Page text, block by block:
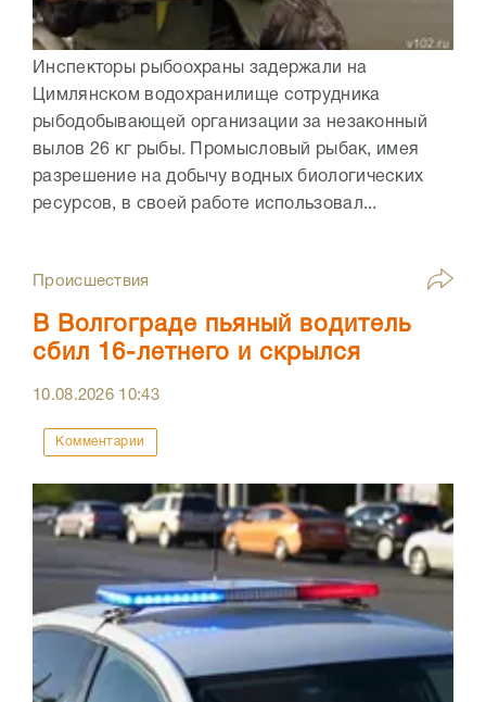
Инспекторы рыбоохраны задержали на
Цимлянском водохранилище сотрудника
рыбодобывающей организации за незаконный
вылов 26 кг рыбы. Промысловый рыбак, имея
разрешение на добычу водных биологических
ресурсов, в своей работе использовал...
Происшествия
В Волгограде пьяный водитель
сбил 16-летнего и скрылся
10.08.2026 10:43
Комментарии